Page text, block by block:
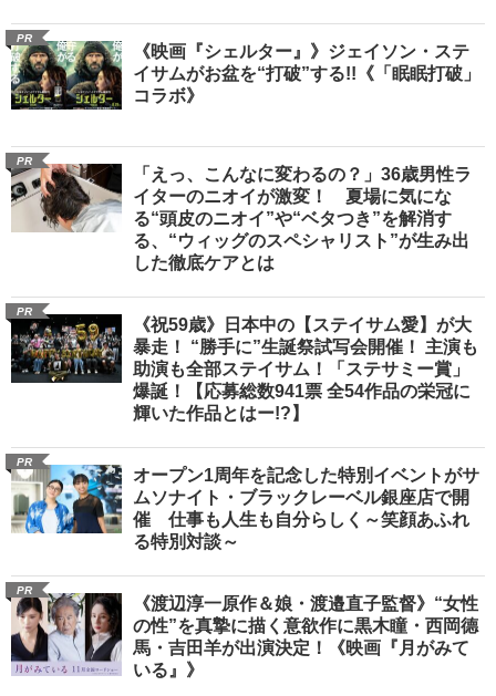
PR
《映画『シェルター』》ジェイソン・ステ
イサムがお盆を“打破”する!!《「眠眠打破」
コラボ》
PR
「えっ、こんなに変わるの？」36歳男性ラ
イターのニオイが激変！ 夏場に気にな
る“頭皮のニオイ”や“ベタつき”を解消す
る、“ウィッグのスペシャリスト”が生み出
した徹底ケアとは
PR
《祝59歳》日本中の【ステイサム愛】が大
暴走！ “勝手に”生誕祭試写会開催！ 主演も
助演も全部ステイサム！「ステサミー賞」
爆誕！【応募総数941票 全54作品の栄冠に
輝いた作品とはー!?】
PR
オープン1周年を記念した特別イベントがサ
ムソナイト・ブラックレーベル銀座店で開
催 仕事も人生も自分らしく～笑顔あふれ
る特別対談～
PR
《渡辺淳一原作＆娘・渡邉直子監督》“女性
の性”を真摯に描く意欲作に黒木瞳・西岡德
馬・吉田羊が出演決定！《映画『月がみて
いる』》